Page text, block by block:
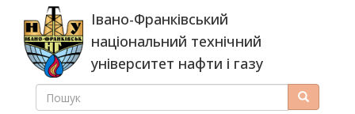
основного
вмісту
Івано-Франківський
національний технічний
університет нафти і газу
ПОШУК Пошук